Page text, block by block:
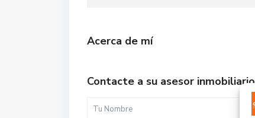
Acerca de mí
Contacte a su asesor inmobiliario